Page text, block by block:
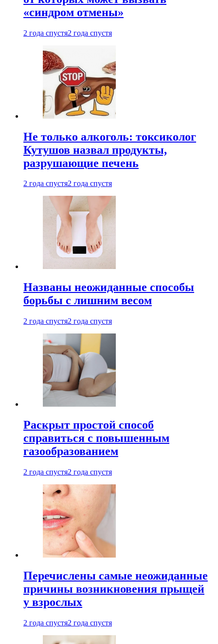
«синдром отмены»
2 года спустя2 года спустя
Не только алкоголь: токсиколог
Кутушов назвал продукты,
разрушающие печень
2 года спустя2 года спустя
Названы неожиданные способы
борьбы с лишним весом
2 года спустя2 года спустя
Раскрыт простой способ
справиться с повышенным
газообразованием
2 года спустя2 года спустя
Перечислены самые неожиданные
причины возникновения прыщей
у взрослых
2 года спустя2 года спустя